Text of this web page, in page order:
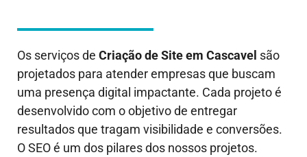
Os serviços de Criação de Site em Cascavel são
projetados para atender empresas que buscam
uma presença digital impactante. Cada projeto é
desenvolvido com o objetivo de entregar
resultados que tragam visibilidade e conversões.
O SEO é um dos pilares dos nossos projetos.